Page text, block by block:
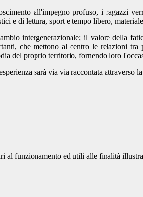
all'impegno profuso, i ragazzi
e di lettura, sport e tempo libero,
intergenerazionale; il valore della
che mettono al centro le relazioni
del proprio territorio, fornendo loro
sarà via via raccontata attraverso
al funzionamento ed utili alle finalità